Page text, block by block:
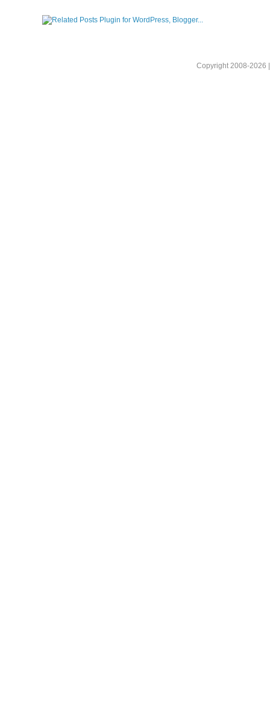
Copyright 2008-2026